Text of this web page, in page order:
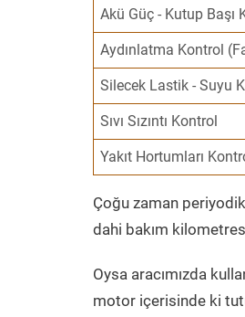
Akü Güç - Kutup Başı
Aydınlatma Kontrol
Silecek Lastik - Suyu
Sıvı Sızıntı Kontrol
Yakıt Hortumları
Çoğu zaman
dahi bakım
Oysa aracımızda
motor içerisinde ki